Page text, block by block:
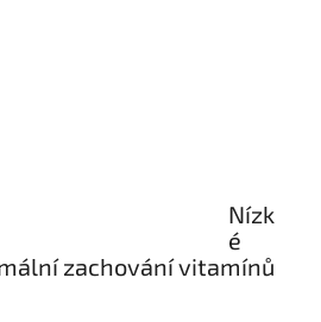
Nízk
é
zachování vitamínů